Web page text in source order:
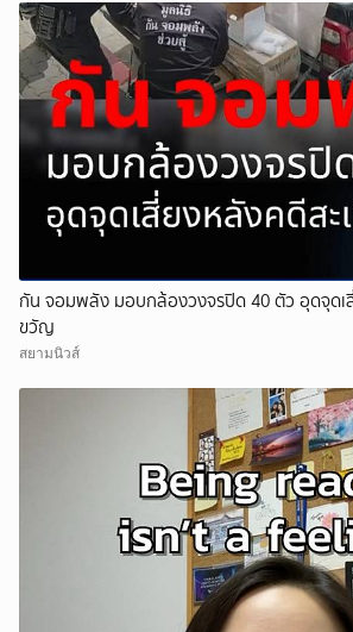
กัน จอมพลัง มอบกล้องวงจรปิด 40 ตัว อุดจุดเ
ขวัญ
สยามนิวส์